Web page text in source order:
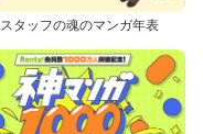
タッフの魂のマンガ年表